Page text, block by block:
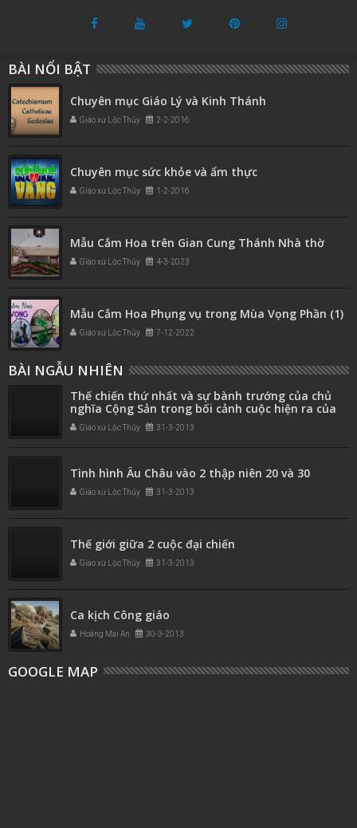
BÀI NỔI BẬT
Chuyên mục Giáo Lý và Kinh Thánh
Giáo xứ Lộc Thủy 2-2-2016
Chuyên mục sức khỏe và ẩm thực
Giáo xứ Lộc Thủy 1-2-2016
Mẫu Cắm Hoa trên Gian Cung Thánh Nhà thờ
Giáo xứ Lộc Thủy 4-3-2023
Mẫu Cắm Hoa Phụng vụ trong Mùa Vọng Phần (1)
Giáo xứ Lộc Thủy 7-12-2022
BÀI NGẪU NHIÊN
Thế chiến thứ nhất và sự bành trướng của chủ
nghĩa Cộng Sản trong bối cảnh cuộc hiện ra của
Đức Mẹ tại Fatima
Giáo xứ Lộc Thủy 31-3-2013
Tình hình Âu Châu vào 2 thập niên 20 và 30
Giáo xứ Lộc Thủy 31-3-2013
Thế giới giữa 2 cuộc đại chiến
Giáo xứ Lộc Thủy 31-3-2013
Ca kịch Công giáo
Hoàng Mai An 30-3-2013
GOOGLE MAP